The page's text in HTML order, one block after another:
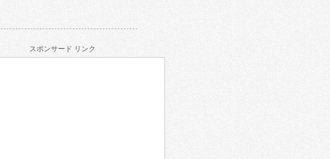
スポンサード リンク